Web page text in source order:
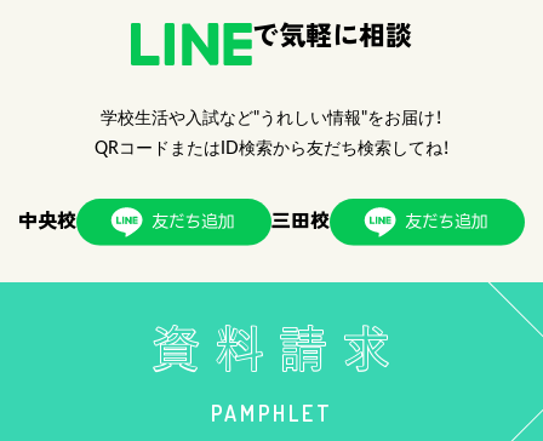
で気軽に相談
学校生活や入試など"うれしい情報"をお届け！
QRコードまたはID検索から友だち検索してね！
中央校 三田校
PAMPHLET